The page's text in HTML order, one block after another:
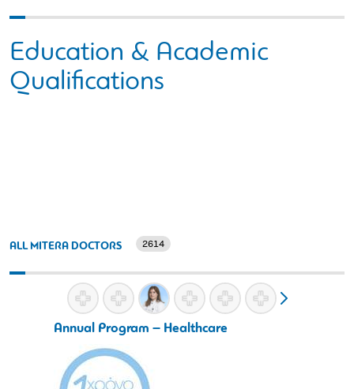
Education & Academic
Qualifications
ALL MITERA DOCTORS 2614
Annual Program – Healthcare